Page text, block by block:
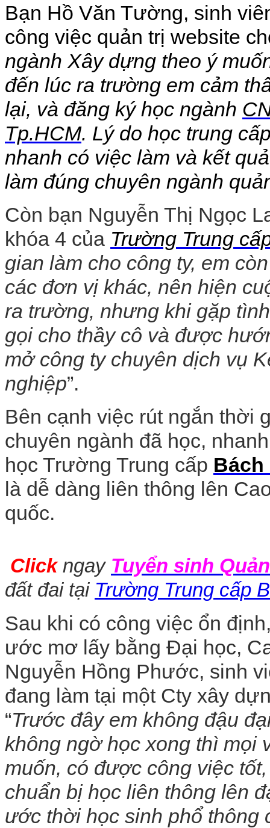
Bạn Hồ Văn Tường, sinh
công việc quản trị website
ngành Xây dựng theo ý
đến lúc ra trường em cảm
lại, và đăng ký học ngành
Tp.HCM. Lý do học trung
nhanh có việc làm và kết
làm đúng chuyên ngành
Còn bạn Nguyễn Thị Ngọc
khóa 4 của Trường Trung
gian làm cho công ty, em
các đơn vị khác, nên hiện
ra trường, nhưng khi gặp
gọi cho thầy cô và được
mở công ty chuyên dịch vụ
nghiệp”.
Bên cạnh việc rút ngắn thời
chuyên ngành đã học,
học Trường Trung cấp Bách
là dễ dàng liên thông lên
quốc.
Click ngay Tuyển sinh
đất đai tại Trường Trung cấp
Sau khi có công việc ổn
ước mơ lấy bằng Đại học,
Nguyễn Hồng Phước, sinh
đang làm tại một Cty xây
“Trước đây em không đậu
không ngờ học xong thì mọi
muốn, có được công việc
chuẩn bị học liên thông lên
ước thời học sinh phổ thông